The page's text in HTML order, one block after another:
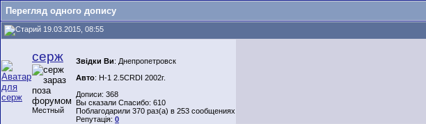
Перегляд одного допису
19.03.2015, 08:55
серж
Местный
Звідки Ви: Днепропетровск
Авто: H-1 2.5CRDI 2002г.
Дописи: 368
Вы сказали Спасибо: 610
Поблагодарили 370 раз(а) в 253 сообщениях
Репутація: 0